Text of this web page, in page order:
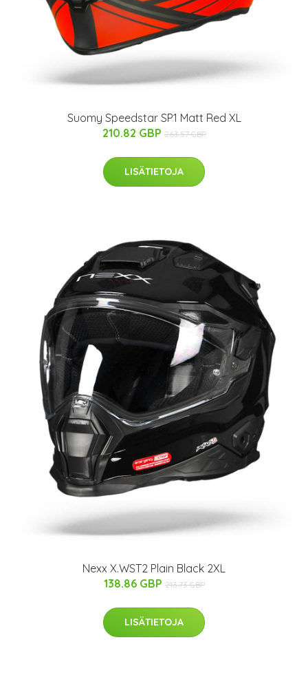
Suomy Speedstar SP1 Matt Red XL
210.82 GBP 263.57 GBP
LISÄTIETOJA
Nexx X.WST2 Plain Black 2XL
138.86 GBP 213.73 GBP
LISÄTIETOJA